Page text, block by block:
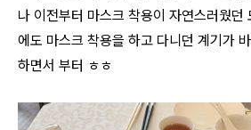
나 이전부터 마스크 착용이 자연스러웠던
에도 마스크 착용을 하고 다니던 계기가
하면서 부터 ㅎㅎ